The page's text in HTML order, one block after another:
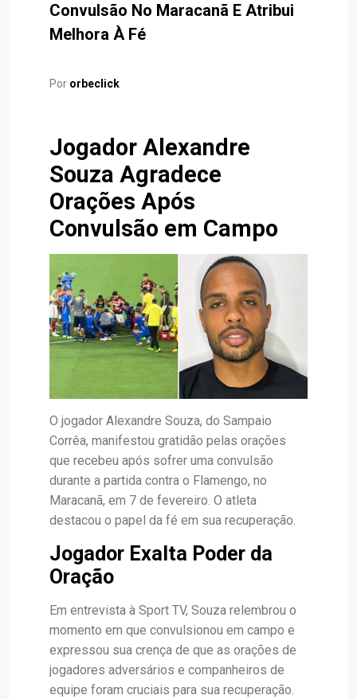
Convulsão No Maracanã E Atribui
Melhora À Fé
Por orbeclick
Jogador Alexandre
Souza Agradece
Orações Após
Convulsão em Campo
O jogador Alexandre Souza, do Sampaio
Corrêa, manifestou gratidão pelas orações
que recebeu após sofrer uma convulsão
durante a partida contra o Flamengo, no
Maracanã, em 7 de fevereiro. O atleta
destacou o papel da fé em sua recuperação.
Jogador Exalta Poder da
Oração
Em entrevista à Sport TV, Souza relembrou o
momento em que convulsionou em campo e
expressou sua crença de que as orações de
jogadores adversários e companheiros de
equipe foram cruciais para sua recuperação.